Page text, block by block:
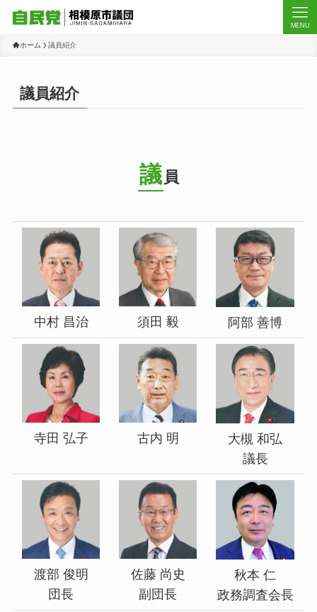
MENU
ホーム 議員紹介
議員紹介
議 員
中村 昌治 須田 毅 阿部 善博
寺田 弘子 古内 明
大槻 和弘
議長
渡部 俊明
団長
佐藤 尚史
副団長
秋本 仁
政務調査会長